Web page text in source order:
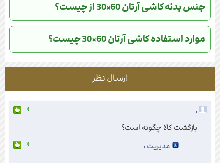
جنس بدنه کاشی آرتان 60×30 از چیست؟
موارد استفاده کاشی آرتان 60×30 چیست؟
ارسال نظر
:
0
بازگشت کالا چگونه است؟
مدیریت :
0